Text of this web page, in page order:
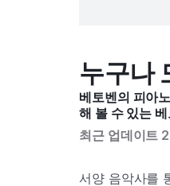
누구나
베토벤의 피아
해 볼 수 있는
최근 업데이트
서양 음악사를